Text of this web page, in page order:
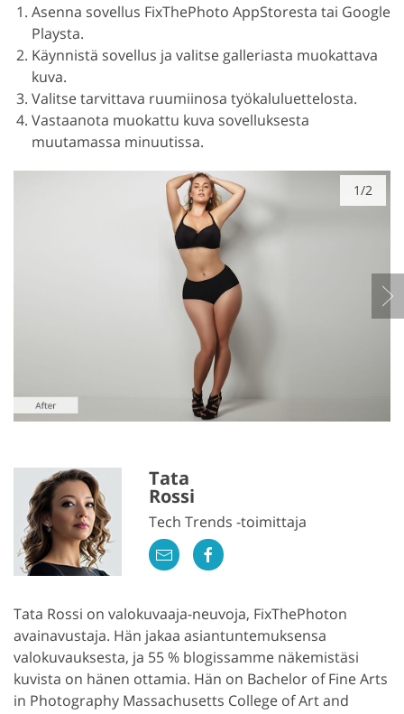
Asenna sovellus FixThePhoto AppStoresta tai Google
Playsta.
Käynnistä sovellus ja valitse galleriasta muokattava
kuva.
Valitse tarvittava ruumiinosa työkaluluettelosta.
Vastaanota muokattu kuva sovelluksesta
muutamassa minuutissa.
1/2
Tata
Rossi
Tech Trends -toimittaja
Tata Rossi on valokuvaaja-neuvoja, FixThePhoton
avainavustaja. Hän jakaa asiantuntemuksensa
valokuvauksesta, ja 55 % blogissamme näkemistäsi
kuvista on hänen ottamia. Hän on Bachelor of Fine Arts
in Photography Massachusetts College of Art and